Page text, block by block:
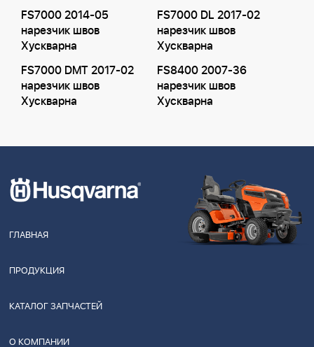
FS7000 2014-05
нарезчик швов
Хускварна
FS7000 DL 2017-02
нарезчик швов
Хускварна
FS7000 DMT 2017-02
нарезчик швов
Хускварна
FS8400 2007-36
нарезчик швов
Хускварна
ГЛАВНАЯ
ПРОДУКЦИЯ
КАТАЛОГ ЗАПЧАСТЕЙ
О КОМПАНИИ